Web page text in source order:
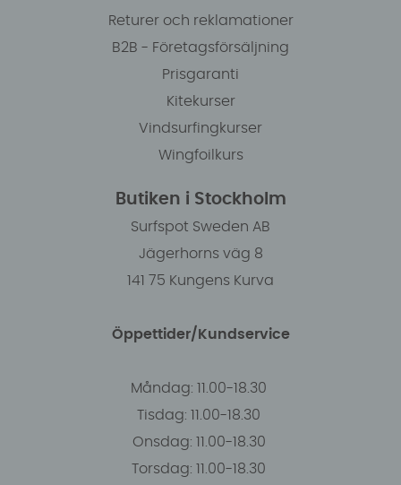
Returer och reklamationer
B2B - Företagsförsäljning
Prisgaranti
Kitekurser
Vindsurfingkurser
Wingfoilkurs
Butiken i Stockholm
Surfspot Sweden AB
Jägerhorns väg 8
141 75 Kungens Kurva
Öppettider/Kundservice
Måndag: 11.00-18.30
Tisdag: 11.00-18.30
Onsdag: 11.00-18.30
Torsdag: 11.00-18.30